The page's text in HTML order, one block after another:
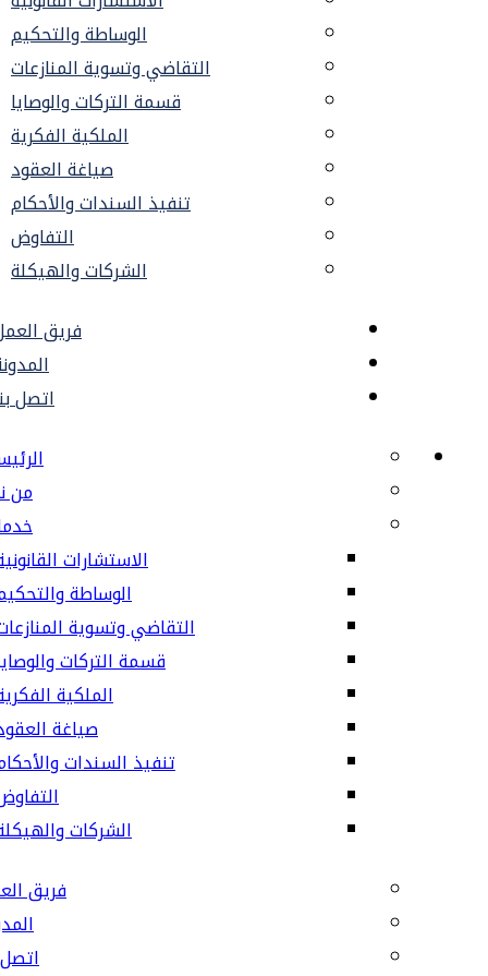
الوساطة والتحكيم
التقاضي وتسوية المنازعات
قسمة التركات والوصايا
الملكية الفكرية
صياغة العقود
تنفيذ السندات والأحكام
التفاوض
الشركات والهيكلة
فريق العمل
اتصل بنا
الرئيسية
الاستشارات القانونية
الوساطة والتحكيم
التقاضي وتسوية المنازعات
قسمة التركات والوصايا
الملكية الفكرية
صياغة العقود
تنفيذ السندات والأحكام
التفاوض
الشركات والهيكلة
فريق العمل
اتصل بنا